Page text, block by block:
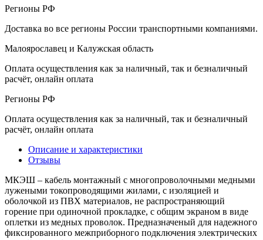
Регионы РФ
Доставка во все регионы России транспортными компаниями.
Малоярославец и Калужская область
Оплата осуществления как за наличный, так и безналичный
расчёт, онлайн оплата
Регионы РФ
Оплата осуществления как за наличный, так и безналичный
расчёт, онлайн оплата
Описание и характеристики
Отзывы
МКЭШ – кабель монтажный с многопроволочными медными
лужеными токопроводящими жилами, с изоляцией и
оболочкой из ПВХ материалов, не распространяющий
горение при одиночной прокладке, с общим экраном в виде
оплетки из медных проволок. Предназначеный для надежного
фиксированного межприборного подключения электрических